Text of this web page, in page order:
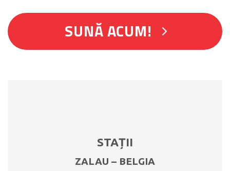
SUNĂ ACUM!
STAȚII
ZALAU – BELGIA